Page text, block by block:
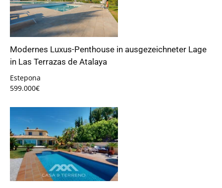
Modernes Luxus-Penthouse in ausgezeichneter Lage
in Las Terrazas de Atalaya
Estepona
599.000€